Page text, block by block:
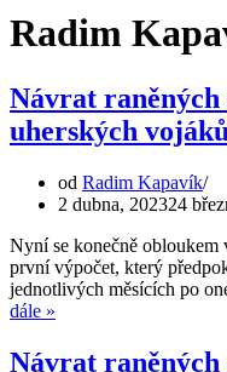
Radim
Návrat raněných
uherských
od Radim Kapavík
2 dubna, 202324
Nyní se konečně
první výpočet, který
jednotlivých měsících po
dále »
Návrat raněných